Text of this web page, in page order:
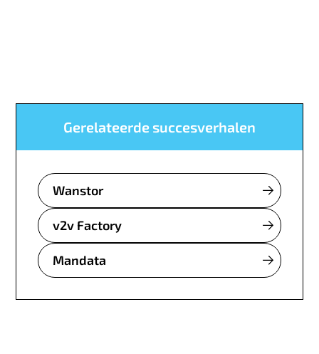
Gerelateerde succesverhalen
Wanstor
v2v Factory
Mandata